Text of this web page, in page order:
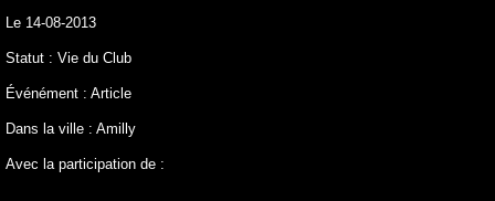
Le 14-08-2013
Statut : Vie du Club
Événément : Article
Dans la ville : Amilly
Avec la participation de :